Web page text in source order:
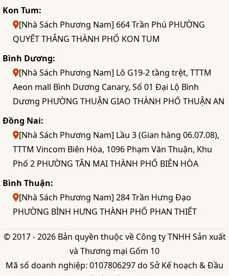
Kon Tum:
[Nhà Sách Phương Nam] 664 Trần Phú PHƯỜNG
QUYẾT THẮNG THÀNH PHỐ KON TUM
Bình Dương:
[Nhà Sách Phương Nam] Lô G19-2 tầng trệt, TTTM
Aeon mall Bình Dương Canary, Số 01 Đại Lộ Bình
Dương PHƯỜNG THUẬN GIAO THÀNH PHỐ THUẬN AN
Đồng Nai:
[Nhà Sách Phương Nam] Lầu 3 (Gian hàng 06.07.08),
TTTM Vincom Biên Hòa, 1096 Phạm Văn Thuận, Khu
Phố 2 PHƯỜNG TÂN MAI THÀNH PHỐ BIÊN HÒA
Bình Thuận:
[Nhà Sách Phương Nam] 284 Trần Hưng Đạo
PHƯỜNG BÌNH HƯNG THÀNH PHỐ PHAN THIẾT
© 2017 - 2026 Bản quyền thuộc về Công ty TNHH Sản xuất
và Thương mại Gốm 10
Mã số doanh nghiệp: 0107806297 do Sở Kế hoạch & Đầu